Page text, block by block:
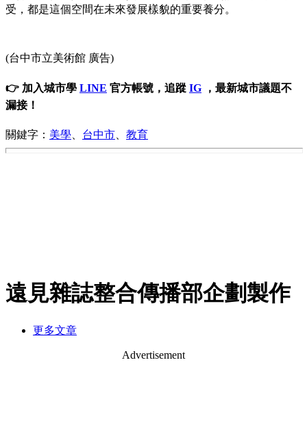
受，都是這個空間在未來發展樣貌的重要養分。
(台中市立美術館 廣告)
👉 加入城市學 LINE 官方帳號，追蹤 IG ，最新城市議題不
漏接！
關鍵字： 美學 台中市 教育
遠見雜誌整合傳播部企劃製作
更多文章
Advertisement